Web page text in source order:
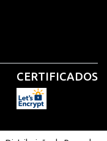
CERTIFICADOS